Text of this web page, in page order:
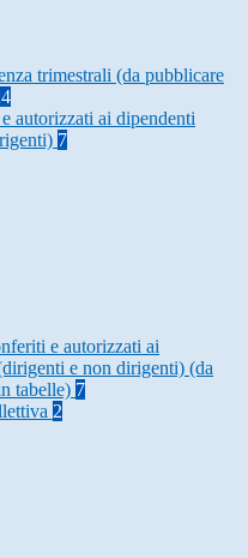
trimestrali (da pubblicare
autorizzati ai dipendenti
7
e autorizzati ai
e non dirigenti) (da
tabelle) 7
2